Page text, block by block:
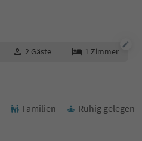
2 Gäste 1 Zimmer
Familien Ruhig gelegen